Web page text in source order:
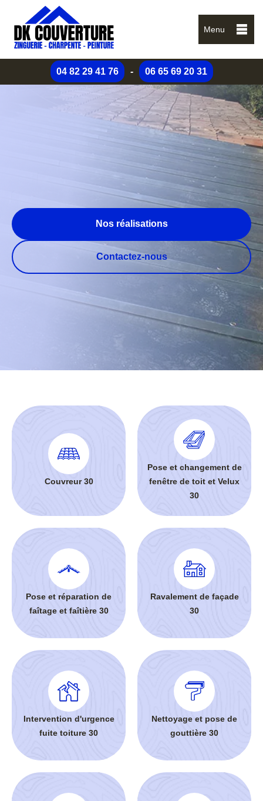
Menu
04 82 29 41 76 - 06 65 69 20 31
Nos réalisations
Contactez-nous
Couvreur 30
Pose et changement de
fenêtre de toit et Velux
30
Pose et réparation de
faîtage et faîtière 30
Ravalement de façade
30
Intervention d'urgence
fuite toiture 30
Nettoyage et pose de
gouttière 30